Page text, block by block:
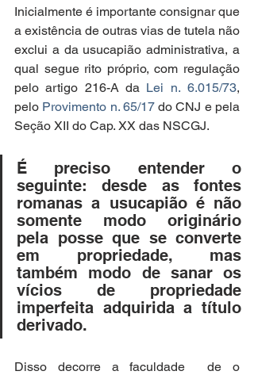
Inicialmente é importante consignar que
a existência de outras vias de tutela não
exclui a da usucapião administrativa, a
qual segue rito próprio, com regulação
pelo artigo 216-A da Lei n. 6.015/73,
pelo Provimento n. 65/17 do CNJ e pela
Seção XII do Cap. XX das NSCGJ.
É preciso entender o
seguinte: desde as fontes
romanas a usucapião é não
somente modo originário
pela posse que se converte
em propriedade, mas
também modo de sanar os
vícios de propriedade
imperfeita adquirida a título
derivado.
Disso decorre a faculdade  de o